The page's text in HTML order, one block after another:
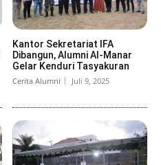
Kantor Sekretariat IFA
Dibangun, Alumni Al-Manar
Gelar Kenduri Tasyakuran
Cerita Alumni Juli 9, 2025